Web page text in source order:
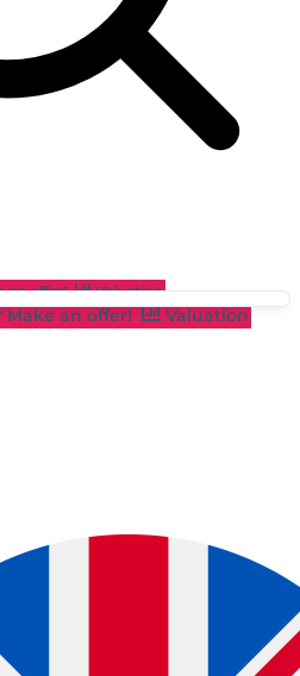
an offer! Valuation
Make an offer!
Valuation